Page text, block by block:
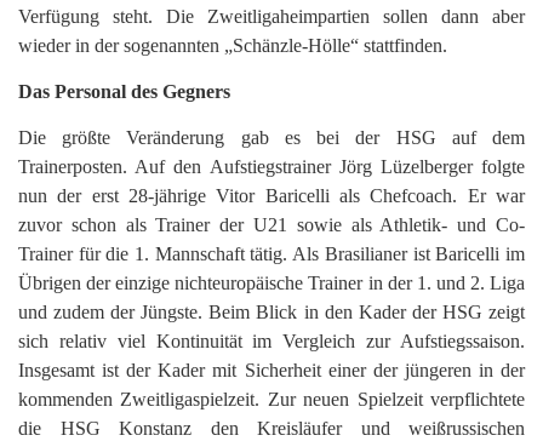
Verfügung steht. Die Zweitligaheimpartien sollen dann aber
wieder in der sogenannten „Schänzle-Hölle“ stattfinden.
Das Personal des Gegners
Die größte Veränderung gab es bei der HSG auf dem
Trainerposten. Auf den Aufstiegstrainer Jörg Lüzelberger folgte
nun der erst 28-jährige Vitor Baricelli als Chefcoach. Er war
zuvor schon als Trainer der U21 sowie als Athletik- und Co-
Trainer für die 1. Mannschaft tätig. Als Brasilianer ist Baricelli im
Übrigen der einzige nichteuropäische Trainer in der 1. und 2. Liga
und zudem der Jüngste. Beim Blick in den Kader der HSG zeigt
sich relativ viel Kontinuität im Vergleich zur Aufstiegssaison.
Insgesamt ist der Kader mit Sicherheit einer der jüngeren in der
kommenden Zweitligaspielzeit. Zur neuen Spielzeit verpflichtete
die HSG Konstanz den Kreisläufer und weißrussischen